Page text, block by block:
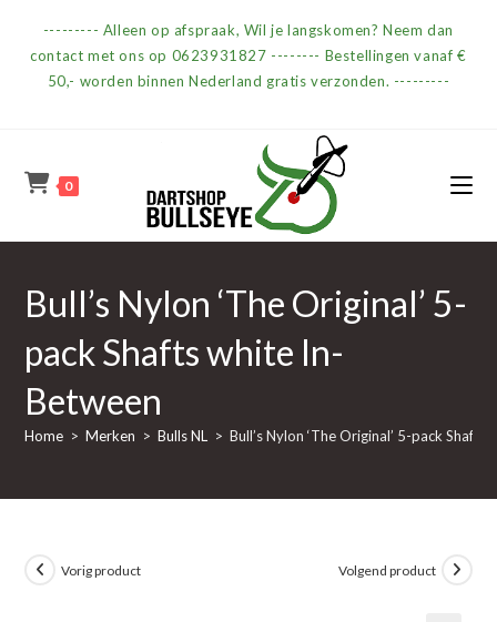
--------- Alleen op afspraak, Wil je langskomen? Neem dan
contact met ons op 0623931827 -------- Bestellingen vanaf €
50,- worden binnen Nederland gratis verzonden. ---------
0
Bull’s Nylon ‘The Original’ 5-
pack Shafts white In-
Between
Home > Merken > Bulls NL > Bull’s Nylon ‘The Original’ 5-pack
Vorig product Volgend product